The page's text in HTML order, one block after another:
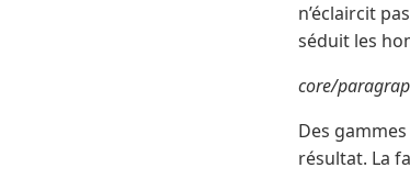
n’éclaircit
séduit les
core/
Des
résultat. La